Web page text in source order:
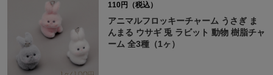
110円（税込）
アニマルフロッキーチャーム うさぎ ま
んまる ウサギ 兎 ラビット 動物 樹脂チャ
ーム 全3種（1ヶ）